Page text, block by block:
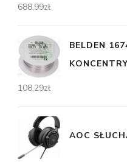
688,99zł
BELDEN
108,29zł
AOC